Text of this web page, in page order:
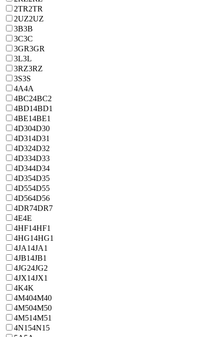
2TR2TR
2UZ2UZ
3B3B
3C3C
3GR3GR
3L3L
3RZ3RZ
3S3S
4A4A
4BC24BC2
4BD14BD1
4BE14BE1
4D304D30
4D314D31
4D324D32
4D334D33
4D344D34
4D354D35
4D554D55
4D564D56
4DR74DR7
4E4E
4HF14HF1
4HG14HG1
4JA14JA1
4JB14JB1
4JG24JG2
4JX14JX1
4K4K
4M404M40
4M504M50
4M514M51
4N154N15